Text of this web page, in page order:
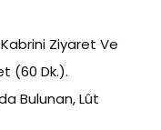
Ziyaret Ve
(60 Dk.).
Bulunan, Lût